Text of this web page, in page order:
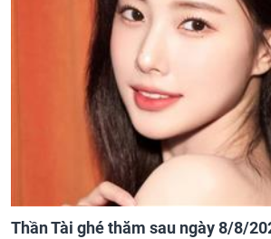
Thần Tài ghé thăm sau ngày 8/8/